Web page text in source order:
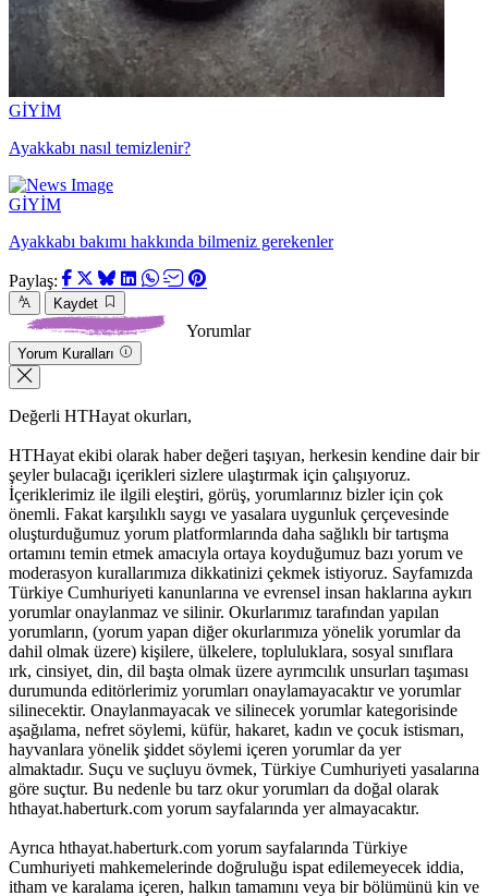
GİYİM
Ayakkabı nasıl temizlenir?
GİYİM
Ayakkabı bakımı hakkında bilmeniz gerekenler
Paylaş:
Kaydet
Yorumlar
Yorum Kuralları
Değerli HTHayat okurları,
HTHayat ekibi olarak haber değeri taşıyan, herkesin kendine dair bir
şeyler bulacağı içerikleri sizlere ulaştırmak için çalışıyoruz.
İçeriklerimiz ile ilgili eleştiri, görüş, yorumlarınız bizler için çok
önemli. Fakat karşılıklı saygı ve yasalara uygunluk çerçevesinde
oluşturduğumuz yorum platformlarında daha sağlıklı bir tartışma
ortamını temin etmek amacıyla ortaya koyduğumuz bazı yorum ve
moderasyon kurallarımıza dikkatinizi çekmek istiyoruz. Sayfamızda
Türkiye Cumhuriyeti kanunlarına ve evrensel insan haklarına aykırı
yorumlar onaylanmaz ve silinir. Okurlarımız tarafından yapılan
yorumların, (yorum yapan diğer okurlarımıza yönelik yorumlar da
dahil olmak üzere) kişilere, ülkelere, topluluklara, sosyal sınıflara
ırk, cinsiyet, din, dil başta olmak üzere ayrımcılık unsurları taşıması
durumunda editörlerimiz yorumları onaylamayacaktır ve yorumlar
silinecektir. Onaylanmayacak ve silinecek yorumlar kategorisinde
aşağılama, nefret söylemi, küfür, hakaret, kadın ve çocuk istismarı,
hayvanlara yönelik şiddet söylemi içeren yorumlar da yer
almaktadır. Suçu ve suçluyu övmek, Türkiye Cumhuriyeti yasalarına
göre suçtur. Bu nedenle bu tarz okur yorumları da doğal olarak
hthayat.haberturk.com yorum sayfalarında yer almayacaktır.
Ayrıca hthayat.haberturk.com yorum sayfalarında Türkiye
Cumhuriyeti mahkemelerinde doğruluğu ispat edilemeyecek iddia,
itham ve karalama içeren, halkın tamamını veya bir bölümünü kin ve